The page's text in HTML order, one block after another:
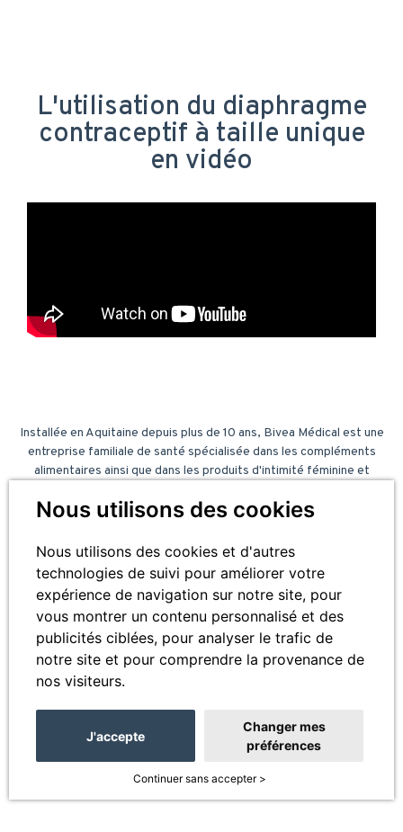
Nous utilisons des cookies
Nous utilisons des cookies et d'autres
technologies de suivi pour améliorer votre
expérience de navigation sur notre site, pour
vous montrer un contenu personnalisé et des
publicités ciblées, pour analyser le trafic de
notre site et pour comprendre la provenance de
nos visiteurs.
J'accepte
Changer mes
préférences
L'utilisation du diaphragme
contraceptif à taille unique
en vidéo
Installée en Aquitaine depuis plus de 10 ans, Bivea Médical est une
entreprise familiale de santé spécialisée dans les compléments
alimentaires ainsi que dans les produits d'intimité féminine et
A votre écoute !
Du Lundi au Vendredi
de 09h00 à 17h30.
05 57 26 09 00
info@bivea-medical.fr
ESPACE PRO
Rejoignez-nous